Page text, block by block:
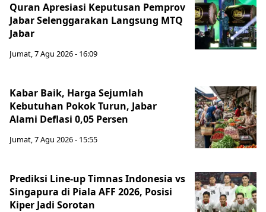
Quran Apresiasi Keputusan Pemprov
Jabar Selenggarakan Langsung MTQ
Jabar
Jumat, 7 Agu 2026 - 16:09
Kabar Baik, Harga Sejumlah
Kebutuhan Pokok Turun, Jabar
Alami Deflasi 0,05 Persen
Jumat, 7 Agu 2026 - 15:55
Prediksi Line-up Timnas Indonesia vs
Singapura di Piala AFF 2026, Posisi
Kiper Jadi Sorotan